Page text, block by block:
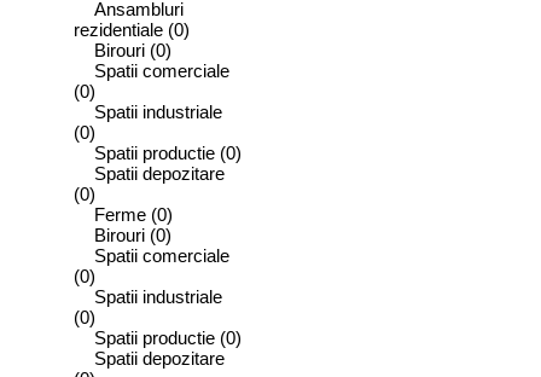
Ansambluri
rezidentiale (0)
Birouri (0)
Spatii comerciale
(0)
Spatii industriale
(0)
Spatii productie (0)
Spatii depozitare
(0)
Ferme (0)
Birouri (0)
Spatii comerciale
(0)
Spatii industriale
(0)
Spatii productie (0)
Spatii depozitare